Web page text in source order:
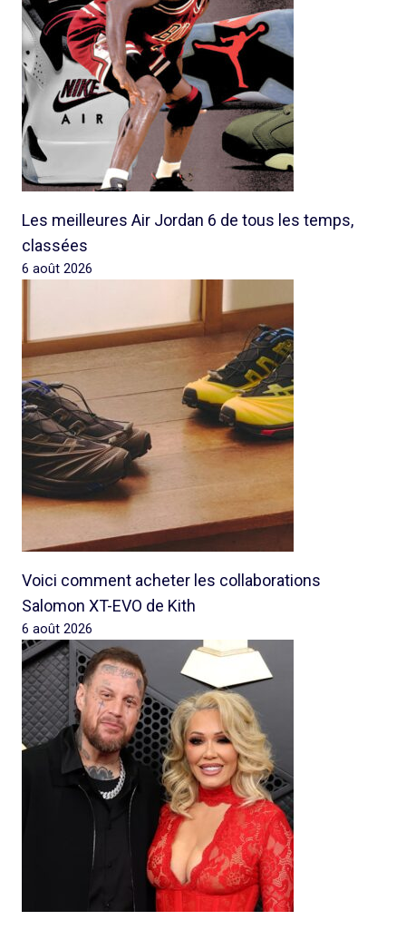
Les meilleures Air Jordan 6 de tous les temps,
classées
6 août 2026
Voici comment acheter les collaborations
Salomon XT-EVO de Kith
6 août 2026